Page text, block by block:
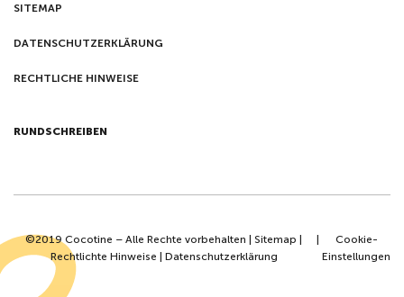
SITEMAP
DATENSCHUTZERKLÄRUNG
RECHTLICHE HINWEISE
RUNDSCHREIBEN
©2019 Cocotine – Alle Rechte vorbehalten | Sitemap
Rechtlichte Hinweise
Datenschutzerklärung
Cookie-
Einstellungen